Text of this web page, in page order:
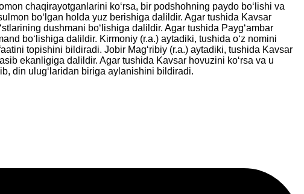
chaqirayotganlarini ko‘rsa, bir podshohning paydo bo‘lishi va
bo‘lgan holda yuz berishiga dalildir. Agar tushida Kavsar
dushmani bo‘lishiga dalildir. Agar tushida Payg‘ambar
bo‘lishiga dalildir. Kirmoniy (r.a.) aytadiki, tushida o‘z nomini
topishini bildiradi. Jobir Mag‘ribiy (r.a.) aytadiki, tushida Kavsar
ekanligiga dalildir. Agar tushida Kavsar hovuzini ko‘rsa va u
din ulug‘laridan biriga aylanishini bildiradi.